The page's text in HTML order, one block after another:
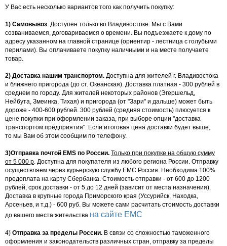
У Вас есть несколько вариантов того как получить покупку:
1) Самовывоз. Доступен только во Владивостоке. Мы с Вами
созваниваемся, договариваемся о времени. Вы подъезжаете к дому по
адресу указанном на главной странице (ориентир - лестница с голубыми
перилами). Вы оплачиваете покупку наличными и на месте получаете
товар.
2) Доставка нашим транспортом. Доступна для жителей г. Владивостока
и ближнего пригорода (до ст. Океанская). Доставка платная - 300 рублей в
среднем по городу. Для жителей некоторых районов (Эгершельд,
Нейбута, Змеинка, Тихая) и пригорода (от "Зари" и дальше) может быть
дороже - 400-600 рублей. 300 рублей (средняя стоимость) плюсуется к
цене покупки при оформлении заказа, при выборе опции "доставка
транспортом предприятия". Если итоговая цена доставки будет выше,
то мы Вам об этом сообщим по телефону.
3)Отправка почтой EMS по России. Только при покупке на общую сумму
от 5 000 р. Доступна для покупателя из любого региона России. Отправку
осуществляем через курьерскую службу ЕМС Россия. Необходима 100%
предоплата на карту Сбербанка. Стоимость отправки - от 600 до 1200
рублей, срок доставки - от 5 до 12 дней (зависит от места назначения).
Доставка в крупные города Приморского края (Уссурийск, Находка,
Арсеньев, и т.д.) - 600 руб. Вы можете сами расчитать стоимость доставки
до вашего места жительства на сайте ЕМС
4) Отправка за пределы России. В связи со сложностью таможенного
оформления и законодательств различных стран, отправку за пределы